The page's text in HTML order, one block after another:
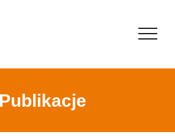
Publikacje